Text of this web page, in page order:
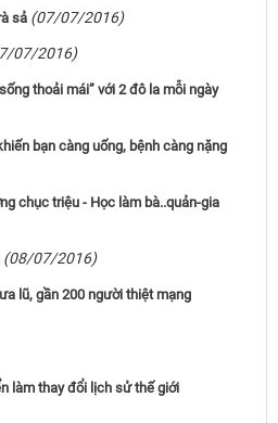
sả (07/07/2016)
07/2016)
thoải mái” với 2 đô la mỗi ngày
bạn càng uống, bệnh càng nặng
chục triệu - Học làm bà..quản-gia
(08/07/2016)
lũ, gần 200 người thiệt mạng
làm thay đổi lịch sử thế giới